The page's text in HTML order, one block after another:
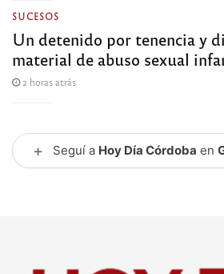
SUCESOS
Un detenido por tenencia y
material de abuso sexual
2 horas atrás
+ Seguí a Hoy Día Córdoba en